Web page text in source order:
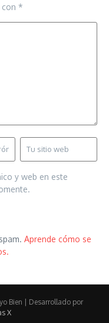
*
y web en este
Aprende cómo se
Bien | Desarrollado por
X